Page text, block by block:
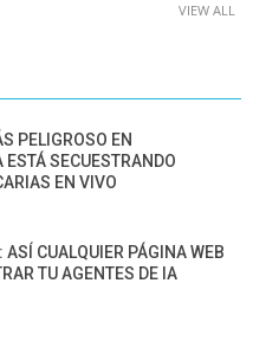
VIEW ALL
PELIGROSO EN
ESTÁ SECUESTRANDO
EN VIVO
ASÍ CUALQUIER PÁGINA WEB
TU AGENTES DE IA